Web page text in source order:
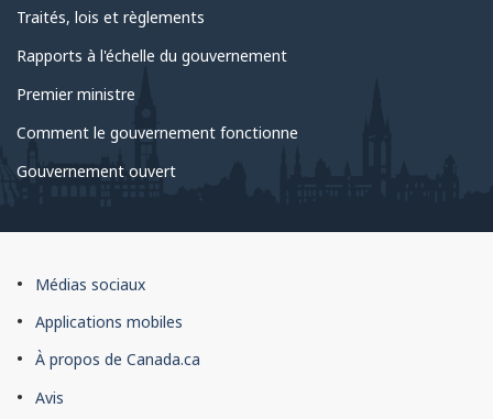
Traités, lois et règlements
Rapports à l'échelle du gouvernement
Premier ministre
Comment le gouvernement fonctionne
Gouvernement ouvert
À
propos
du
site
Médias sociaux
Applications mobiles
À propos de Canada.ca
Avis